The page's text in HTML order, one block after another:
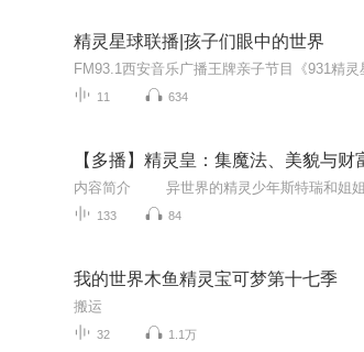
精灵星球联播|孩子们眼中的世界
11 634
【多播】精灵皇：集魔法、美貌与
133 84
我的世界木鱼精灵宝可梦第十七季
搬运
32 1.1万